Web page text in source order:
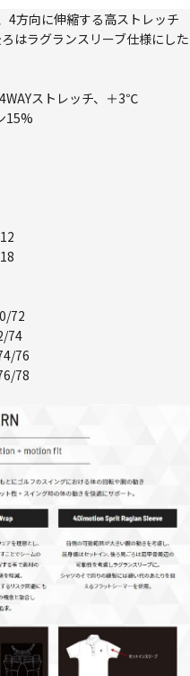
方向に伸縮する高ストレッチ
はラグランスリーブ仕様にした
ストレッチ、＋3℃
15%
72
74
76
78